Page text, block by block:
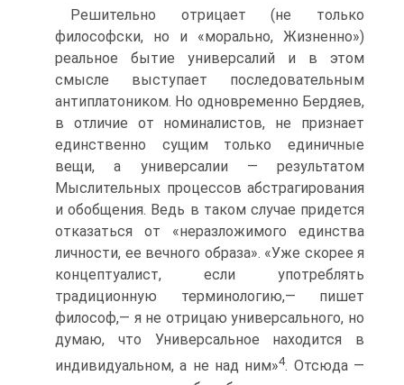
Решительно отрицает (не только
философски, но и «морально, Жизненно»)
реальное бытие универсалий и в этом
смысле выступает последовательным
антиплатоником. Но одновременно Бердяев,
в отличие от номиналистов, не признает
единственно сущим только единичные
вещи, а универсалии — результатом
Мыслительных процессов абстрагирования
и обобщения. Ведь в таком случае придется
отказаться от «неразложимого единства
личности, ее вечного образа». «Уже скорее я
концептуалист, если употреблять
традиционную терминологию,— пишет
философ,— я не отрицаю универсального, но
думаю, что Универсальное находится в
индивидуальном, а не над ним»4. Отсюда —